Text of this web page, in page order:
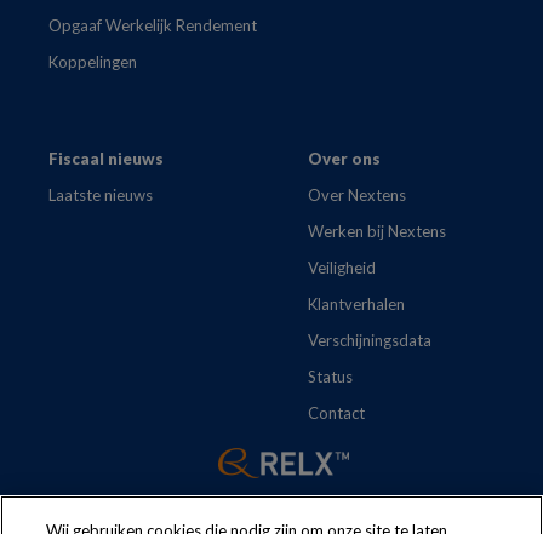
Opgaaf Werkelijk Rendement
Koppelingen
Fiscaal nieuws
Laatste nieuws
Over ons
Over Nextens
Werken bij Nextens
Veiligheid
Klantverhalen
Verschijningsdata
Status
Contact